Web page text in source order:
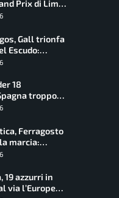
Prix di Lima:
Gall trionfa
Escudo:
e nuova
18
troppo
95-41,
Ferragosto
marcia:
e
19 azzurri in
via l’Europe